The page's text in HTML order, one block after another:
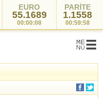
EURO
55.1689
00:00:08
PARİTE
1.1558
00:59:58